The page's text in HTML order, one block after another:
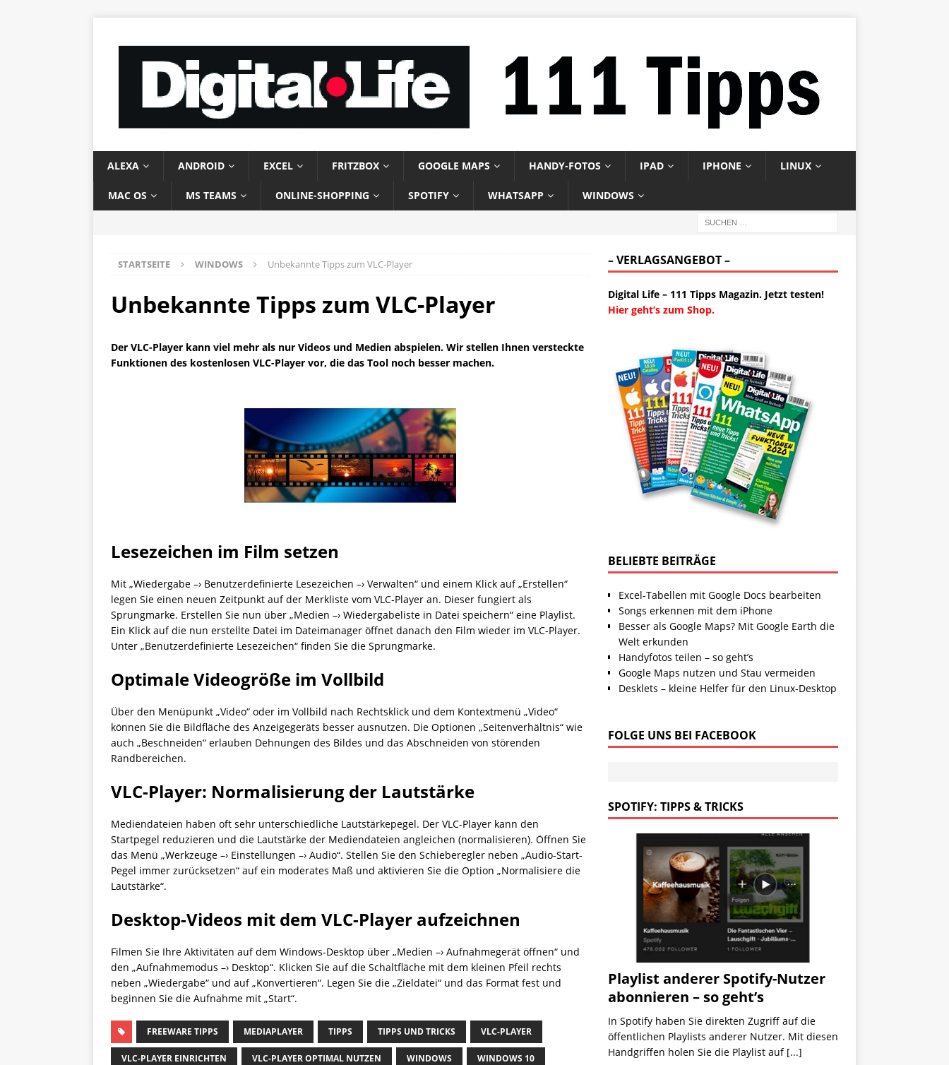
ALEXA ANDROID EXCEL FRITZBOX GOOGLE MAPS HANDY-FOTOS IPAD IPHONE LINUX
MAC OS MS TEAMS ONLINE-SHOPPING SPOTIFY WHATSAPP WINDOWS
STARTSEITE WINDOWS Unbekannte Tipps zum VLC-Player
Unbekannte Tipps zum VLC-Player
Der VLC-Player kann viel mehr als nur Videos und Medien abspielen. Wir stellen Ihnen versteckte
Funktionen des kostenlosen VLC-Player vor, die das Tool noch besser machen.
Lesezeichen im Film setzen
Mit „Wiedergabe –› Benutzerdefinierte Lesezeichen –› Verwalten“ und einem Klick auf „Erstellen“
legen Sie einen neuen Zeitpunkt auf der Merkliste vom VLC-Player an. Dieser fungiert als
Sprungmarke. Erstellen Sie nun über „Medien –› Wiedergabeliste in Datei speichern“ eine Playlist.
Ein Klick auf die nun erstellte Datei im Dateimanager öffnet danach den Film wieder im VLC-Player.
Unter „Benutzerdefinierte Lesezeichen“ finden Sie die Sprungmarke.
Optimale Videogröße im Vollbild
Über den Menüpunkt „Video“ oder im Vollbild nach Rechtsklick und dem Kontextmenü „Video“
können Sie die Bildfläche des Anzeigegeräts besser ausnutzen. Die Optionen „Seitenverhältnis“ wie
auch „Beschneiden“ erlauben Dehnungen des Bildes und das Abschneiden von störenden
Randbereichen.
VLC-Player: Normalisierung der Lautstärke
Mediendateien haben oft sehr unterschiedliche Lautstärkepegel. Der VLC-Player kann den
Startpegel reduzieren und die Lautstärke der Mediendateien angleichen (normalisieren). Öffnen Sie
das Menü „Werkzeuge –› Einstellungen –› Audio“. Stellen Sie den Schieberegler neben „Audio-Start-
Pegel immer zurücksetzen“ auf ein moderates Maß und aktivieren Sie die Option „Normalisiere die
Lautstärke“.
Desktop-Videos mit dem VLC-Player aufzeichnen
Filmen Sie Ihre Aktivitäten auf dem Windows-Desktop über „Medien –› Aufnahmegerät öffnen“ und
den „Aufnahmemodus –› Desktop“. Klicken Sie auf die Schaltfläche mit dem kleinen Pfeil rechts
neben „Wiedergabe“ und auf „Konvertieren“. Legen Sie die „Zieldatei“ und das Format fest und
beginnen Sie die Aufnahme mit „Start“.
FREEWARE TIPPS MEDIAPLAYER TIPPS TIPPS UND TRICKS VLC-PLAYER
VLC-PLAYER EINRICHTEN VLC-PLAYER OPTIMAL NUTZEN WINDOWS WINDOWS 10
– VERLAGSANGEBOT –
Digital Life – 111 Tipps Magazin. Jetzt testen!
Hier geht’s zum Shop.
BELIEBTE BEITRÄGE
Excel-Tabellen mit Google Docs bearbeiten
Songs erkennen mit dem iPhone
Besser als Google Maps? Mit Google Earth die
Welt erkunden
Handyfotos teilen – so geht’s
Google Maps nutzen und Stau vermeiden
Desklets – kleine Helfer für den Linux-Desktop
FOLGE UNS BEI FACEBOOK
SPOTIFY: TIPPS & TRICKS
Playlist anderer Spotify-Nutzer
abonnieren – so geht’s
In Spotify haben Sie direkten Zugriff auf die
öffentlichen Playlists anderer Nutzer. Mit diesen
Handgriffen holen Sie die Playlist auf [...]